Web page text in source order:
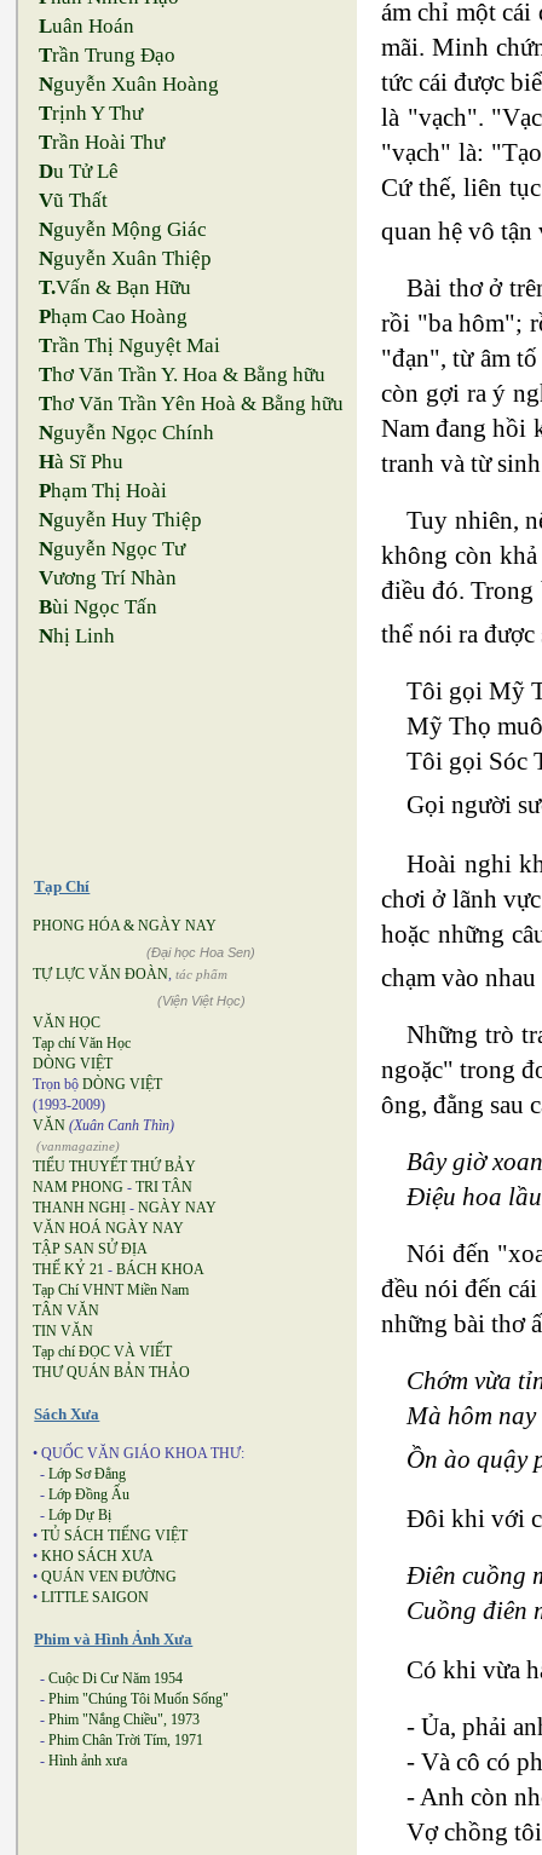
Luân Hoán
Trần Trung Đạo
Nguyễn Xuân Hoàng
Trịnh Y Thư
Trần Hoài Thư
Du Tử Lê
Vũ Thất
Nguyễn Mộng Giác
Nguyễn Xuân Thiệp
T.Vấn & Bạn Hữu
Phạm Cao Hoàng
Trần Thị Nguyệt Mai
Thơ Văn Trần Y. Hoa & Bằng hữu
Thơ Văn Trần Yên Hoà & Bằng hữu
Nguyễn Ngọc Chính
Hà Sĩ Phu
Phạm Thị Hoài
Nguyễn Huy Thiệp
Nguyễn Ngọc Tư
Vương Trí Nhàn
Bùi Ngọc Tấn
Nhị Linh
Tạp Chí
PHONG HÓA & NGÀY NAY
(Đại học Hoa Sen)
TỰ LỰC VĂN ĐOÀN, tác phẩm
(Viện Việt Học)
VĂN HỌC
Tạp chí Văn Học
DÒNG VIỆT
Trọn bộ DÒNG VIỆT
(1993-2009)
VĂN (Xuân Canh Thìn)
(vanmagazine)
TIỂU THUYẾT THỨ BẢY
NAM PHONG - TRI TÂN
THANH NGHỊ - NGÀY NAY
VĂN HOÁ NGÀY NAY
TẬP SAN SỬ ĐỊA
THẾ KỶ 21 - BÁCH KHOA
Tạp Chí VHNT Miền Nam
TÂN VĂN
TIN VĂN
Tạp chí ĐỌC VÀ VIẾT
THƯ QUÁN BẢN THẢO
Sách Xưa
• QUỐC VĂN GIÁO KHOA THƯ:
- Lớp Sơ Đẳng
- Lớp Đồng Ấu
- Lớp Dự Bị
• TỦ SÁCH TIẾNG VIỆT
• KHO SÁCH XƯA
• QUÁN VEN ĐƯỜNG
• LITTLE SAIGON
Phim và Hình Ảnh Xưa
- Cuộc Di Cư Năm 1954
- Phim "Chúng Tôi Muốn Sống"
- Phim "Nắng Chiều", 1973
- Phim Chân Trời Tím, 1971
- Hình ảnh xưa
ám chỉ một cái
mãi. Minh
tức cái được
là "vạch".
"vạch" là:
Cứ thế, liên
quan hệ vô
Bài thơ ở
rồi "ba hôm";
"đạn", từ âm
còn gợi ra ý
Nam đang hồi
tranh và từ
Tuy nhiên,
không còn
điều đó.
thể nói ra
Tôi gọi Mỹ
Mỹ Thọ
Tôi gọi Sóc
Gọi người
Hoài nghi
chơi ở lãnh
hoặc những
chạm vào
Những trò
ngoặc" trong
ông, đằng sau
Bây giờ
Điệu hoa
Nói đến
đều nói đến
những bài thơ
Chớm vừa
Mà hôm
Ồn ào quậy
Đôi khi với
Điên cuồng
Cuồng điên
Có khi vừa
- Ủa, phải
- Và cô có
- Anh còn
Vợ chồng